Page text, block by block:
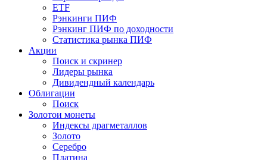
ETF
Рэнкинги ПИФ
Рэнкинг ПИФ по доходности
Статистика рынка ПИФ
Акции
Поиск и скринер
Лидеры рынка
Дивидендный календарь
Облигации
Поиск
Золотои монеты
Индексы драгметаллов
Золото
Серебро
Платина